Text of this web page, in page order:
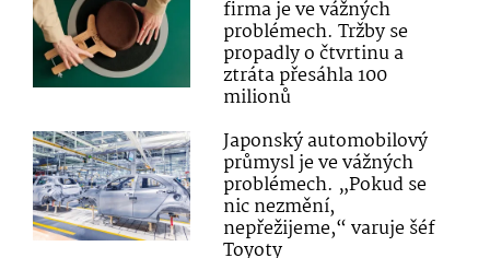
firma je ve vážných
problémech. Tržby se
propadly o čtvrtinu a
ztráta přesáhla 100
milionů
Japonský automobilový
průmysl je ve vážných
problémech. „Pokud se
nic nezmění,
nepřežijeme,“ varuje šéf
Toyoty